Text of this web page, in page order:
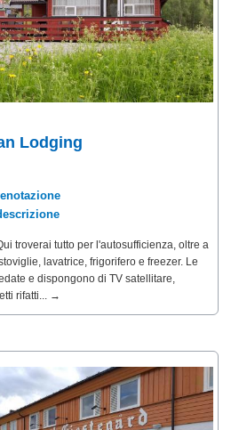
Lodging
troverai tutto per l'autosufficienza, oltre a
lavatrice, frigorifero e freezer. Le
e dispongono di TV satellitare,
rifatti... →